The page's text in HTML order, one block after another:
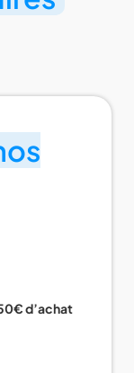
d’achat